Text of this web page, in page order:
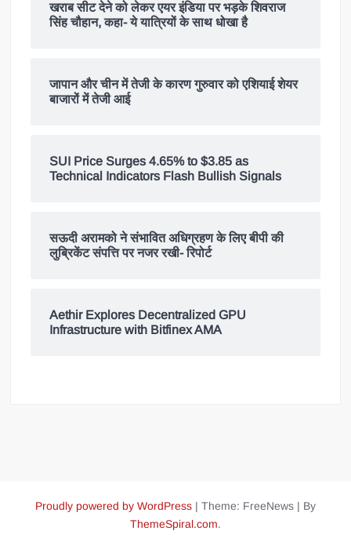
खराब सीट देने को लेकर एयर इंडिया पर भड़के शिवराज
सिंह चौहान, कहा- ये यात्रियों के साथ धोखा है
जापान और चीन में तेजी के कारण गुरुवार को एशियाई शेयर
बाजारों में तेजी आई
SUI Price Surges 4.65% to $3.85 as
Technical Indicators Flash Bullish Signals
सऊदी अरामको ने संभावित अधिग्रहण के लिए बीपी की
लुब्रिकेंट संपत्ति पर नजर रखी- रिपोर्ट
Aethir Explores Decentralized GPU
Infrastructure with Bitfinex AMA
Proudly powered by WordPress | Theme: FreeNews | By
ThemeSpiral.com.